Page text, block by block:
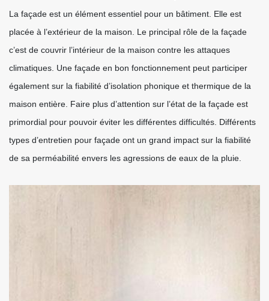
La façade est un élément essentiel pour un bâtiment. Elle est
placée à l’extérieur de la maison. Le principal rôle de la façade
c’est de couvrir l’intérieur de la maison contre les attaques
climatiques. Une façade en bon fonctionnement peut participer
également sur la fiabilité d’isolation phonique et thermique de la
maison entière. Faire plus d’attention sur l’état de la façade est
primordial pour pouvoir éviter les différentes difficultés. Différents
types d’entretien pour façade ont un grand impact sur la fiabilité
de sa perméabilité envers les agressions de eaux de la pluie.